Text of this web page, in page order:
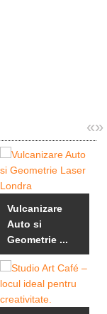
«»
Vulcanizare
Auto si
Geometrie ...